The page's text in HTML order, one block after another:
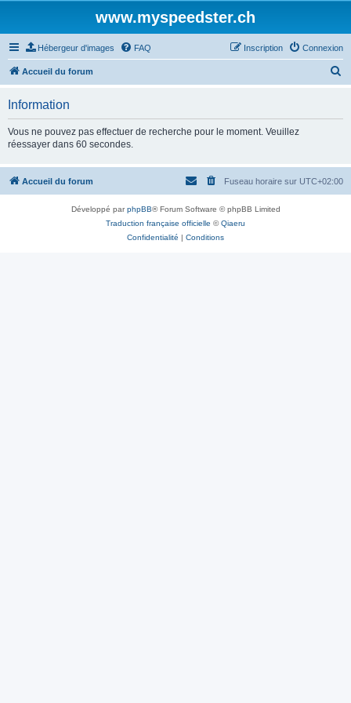
www.myspeedster.ch
Hébergeur d'images FAQ Connexion
Inscription
Accueil du forum
c
Information
Vous ne pouvez pas effectuer de recherche pour le moment. Veuillez
réessayer dans 60 secondes.
Accueil du forum Fuseau horaire sur UTC+02:00
Développé parphpBB® Forum Software © phpBB Limited
Traduction française officielle ©Qiaeru
Confidentialité | Conditions